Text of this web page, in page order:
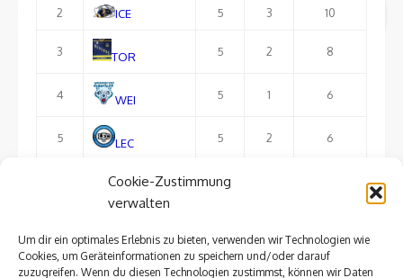
Cookie-Zustimmung
verwalten
Um dir ein optimales Erlebnis zu bieten, verwenden wir Technologien wie
Cookies, um Geräteinformationen zu speichern und/oder darauf
zuzugreifen. Wenn du diesen Technologien zustimmst, können wir Daten
2 ICE 5 3 10
3 TOR 5 2 8
4 WEI 5 1 6
5 LEC 5 2 6
FTL 5
ausführliche Tabelle